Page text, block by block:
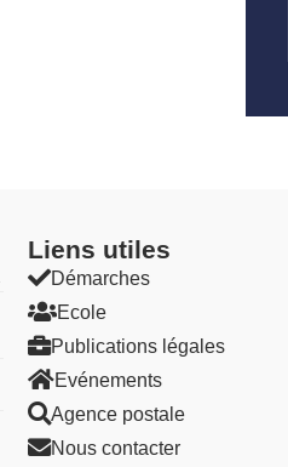
Liens utiles​
Démarches
Ecole
Publications légales
Evénements
Agence postale
Nous contacter